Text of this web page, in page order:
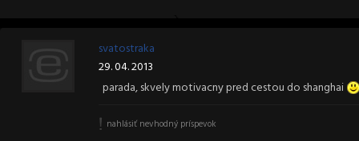
svatostraka
29. 04. 2013
parada, skvely motivacny pred cestou do shanghai
nahlásiť nevhodný príspevok